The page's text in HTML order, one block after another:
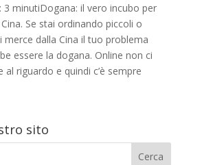
3 minutiDogana: il vero incubo per
Se stai ordinando piccoli o
merce dalla Cina il tuo problema
essere la dogana. Online non ci
riguardo e quindi c’è sempre
sito